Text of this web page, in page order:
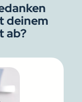
deinem
ab?